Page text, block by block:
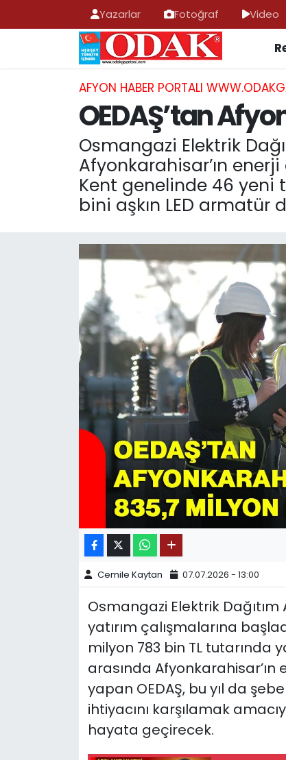
Yazarlar Fotoğraf Video
AFYON HABER PORTALI
OEDAŞ’tan
Osmangazi Elektrik
Afyonkarahisar’ın
Kent genelinde 46 yeni
bini aşkın LED armatür
Cemile Kaytan 07.07.2026 - 13:00
Osmangazi Elektrik Dağıtım
yatırım çalışmalarına
milyon 783 bin TL tutarında
arasında Afyonkarahisar’ın
yapan OEDAŞ, bu yıl da
ihtiyacını karşılamak
hayata geçirecek.
AFYONKARAHİSAR HABERLERİ
Resmi İlan
ASAYİŞ
GÜNCEL
SİYASET
MAGAZİN
11:11 MANŞET
Nöbetçi Eczaneler
Hava Durumu
Trafik Durumu
Süper Lig Puan Durumu ve Fikstür
Tüm Manşetler
Haber Arşivi